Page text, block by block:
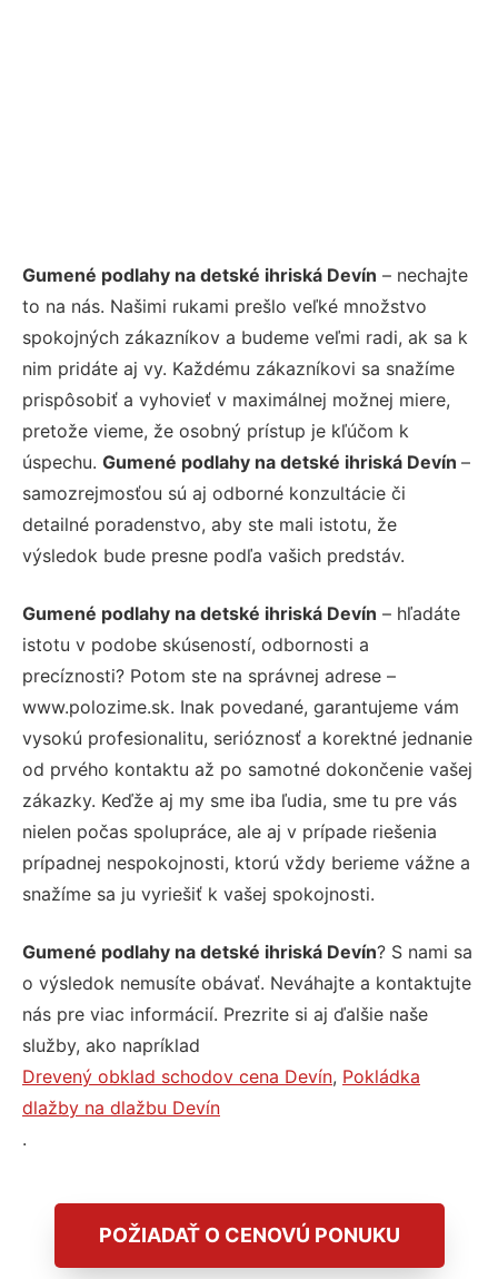
Gumené podlahy na detské ihriská Devín – nechajte
to na nás. Našimi rukami prešlo veľké množstvo
spokojných zákazníkov a budeme veľmi radi, ak sa k
nim pridáte aj vy. Každému zákazníkovi sa snažíme
prispôsobiť a vyhovieť v maximálnej možnej miere,
pretože vieme, že osobný prístup je kľúčom k
úspechu. Gumené podlahy na detské ihriská Devín –
samozrejmosťou sú aj odborné konzultácie či
detailné poradenstvo, aby ste mali istotu, že
výsledok bude presne podľa vašich predstáv.
Gumené podlahy na detské ihriská Devín – hľadáte
istotu v podobe skúseností, odbornosti a
precíznosti? Potom ste na správnej adrese –
www.polozime.sk. Inak povedané, garantujeme vám
vysokú profesionalitu, serióznosť a korektné jednanie
od prvého kontaktu až po samotné dokončenie vašej
zákazky. Keďže aj my sme iba ľudia, sme tu pre vás
nielen počas spolupráce, ale aj v prípade riešenia
prípadnej nespokojnosti, ktorú vždy berieme vážne a
snažíme sa ju vyriešiť k vašej spokojnosti.
Gumené podlahy na detské ihriská Devín? S nami sa
o výsledok nemusíte obávať. Neváhajte a kontaktujte
nás pre viac informácií. Prezrite si aj ďalšie naše
služby, ako napríklad
Drevený obklad schodov cena Devín, Pokládka
dlažby na dlažbu Devín
.
POŽIADAŤ O CENOVÚ PONUKU